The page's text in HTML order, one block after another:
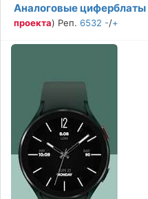
Аналоговые циферблаты
проекта) Реп.6532 -/+